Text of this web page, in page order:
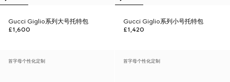
Gucci Giglio系列大号托特包
£1,600
Gucci Giglio系列小号托特包
£1,420
首字母个性化定制 首字母个性化定制